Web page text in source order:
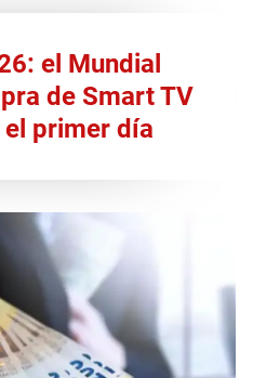
el Mundial
de Smart TV
primer día